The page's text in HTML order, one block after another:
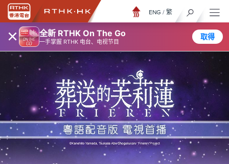
× 全新 RTHK On The Go
一手掌握 RTHK 电台、电视节目
取得
ENG / 繁